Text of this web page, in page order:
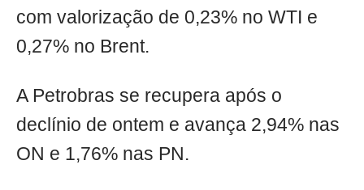
com valorização de 0,23% no WTI e
0,27% no Brent.
A Petrobras se recupera após o
declínio de ontem e avança 2,94% nas
ON e 1,76% nas PN.